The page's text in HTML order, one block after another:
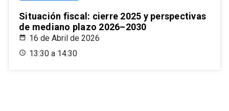
Situación fiscal: cierre 2025 y perspectivas
de mediano plazo 2026–2030
16 de Abril de 2026
13:30 a 14:30